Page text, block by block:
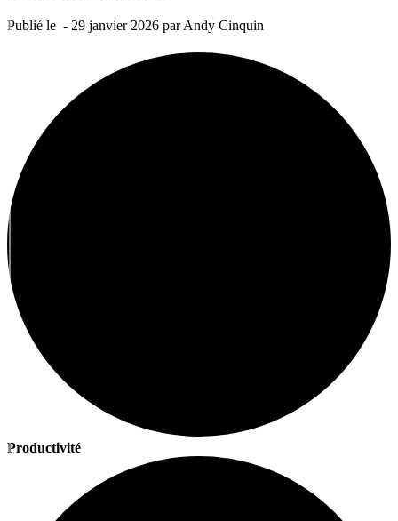
Publié le - 29 janvier 2026 par Andy Cinquin
Productivité